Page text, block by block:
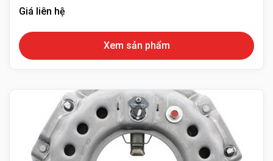
Giá liên hệ
Xem sản phẩm